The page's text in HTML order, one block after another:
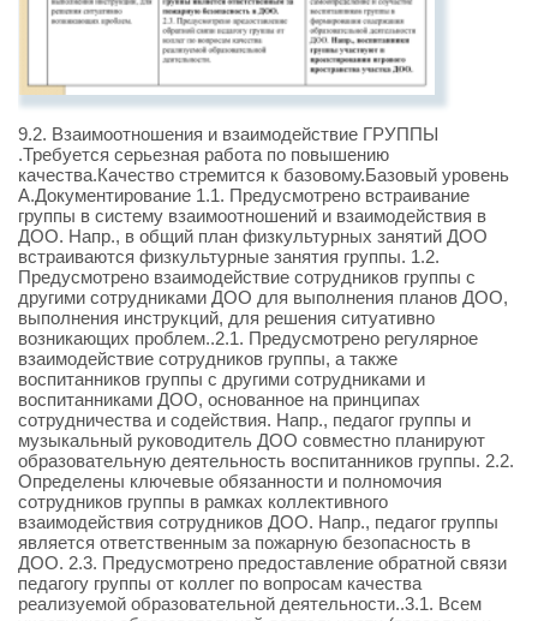
9.2. Взаимоотношения и взаимодействие ГРУППЫ
.Требуется серьезная работа по повышению
качества.Качество стремится к базовому.Базовый уровень
А.Документирование 1.1. Предусмотрено встраивание
группы в систему взаимоотношений и взаимодействия в
ДОО. Напр., в общий план физкультурных занятий ДОО
встраиваются физкультурные занятия группы. 1.2.
Предусмотрено взаимодействие сотрудников группы с
другими сотрудниками ДОО для выполнения планов ДОО,
выполнения инструкций, для решения ситуативно
возникающих проблем..2.1. Предусмотрено регулярное
взаимодействие сотрудников группы, а также
воспитанников группы с другими сотрудниками и
воспитанниками ДОО, основанное на принципах
сотрудничества и содействия. Напр., педагог группы и
музыкальный руководитель ДОО совместно планируют
образовательную деятельность воспитанников группы. 2.2.
Определены ключевые обязанности и полномочия
сотрудников группы в рамках коллективного
взаимодействия сотрудников ДОО. Напр., педагог группы
является ответственным за пожарную безопасность в
ДОО. 2.3. Предусмотрено предоставление обратной связи
педагогу группы от коллег по вопросам качества
реализуемой образовательной деятельности..3.1. Всем